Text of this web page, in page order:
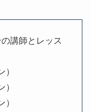
講師とレッス